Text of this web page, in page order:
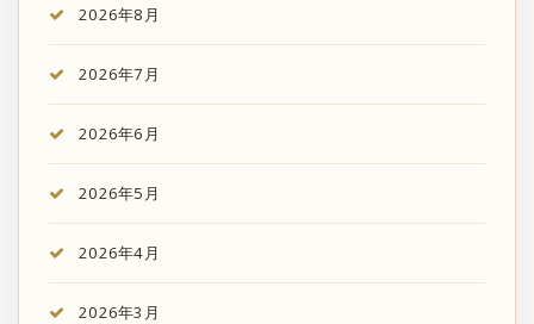
2026年8月
2026年7月
2026年6月
2026年5月
2026年4月
2026年3月